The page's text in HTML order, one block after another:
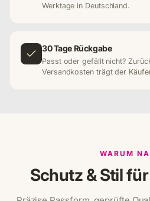
Werktage in Deutschland.
30 Tage Rückgabe
Passt oder gefällt nicht?
Versandkosten trägt der
WARUM
Schutz & Stil